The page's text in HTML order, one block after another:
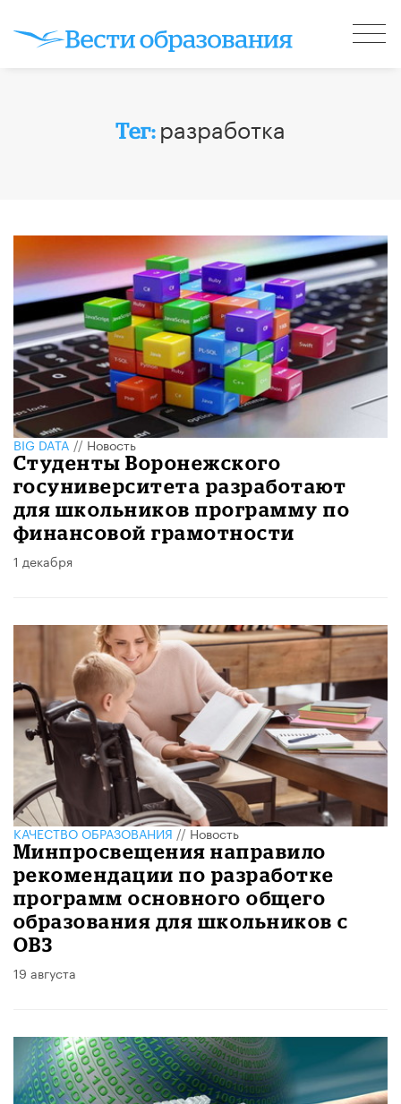
Тег: разработка
BIG DATA//Новость
Студенты Воронежского
госуниверситета разработают
для школьников программу по
финансовой грамотности
1 декабря
КАЧЕСТВО ОБРАЗОВАНИЯ//Новость
Минпросвещения направило
рекомендации по разработке
программ основного общего
образования для школьников с
ОВЗ
19 августа